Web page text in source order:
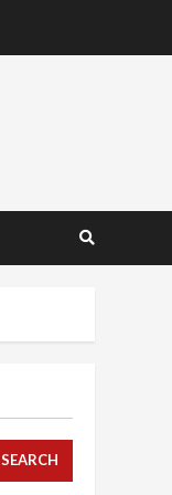
SEARCH